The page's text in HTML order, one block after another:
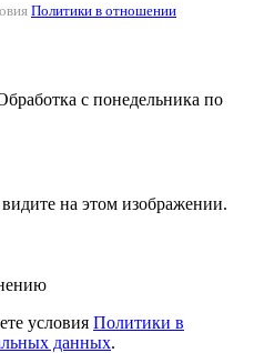
Политики в отношении
с понедельника по
на этом изображении.
условия Политики в
данных.